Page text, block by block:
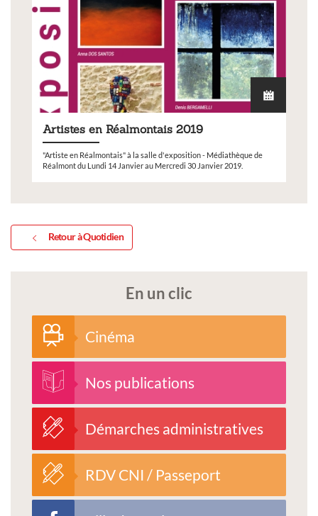
Artistes en Réalmontais 2019
"Artiste en Réalmontais" à la salle d'exposition - Médiathèque de
Réalmont du Lundi 14 Janvier au Mercredi 30 Janvier 2019.
Retour à Quotidien
En un clic
Cinéma
Nos publications
Démarches administratives
RDV CNI / Passeport